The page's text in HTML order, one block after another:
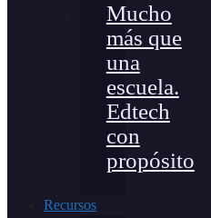
Mucho
más que
una
escuela.
Edtech
con
propósito
Recursos